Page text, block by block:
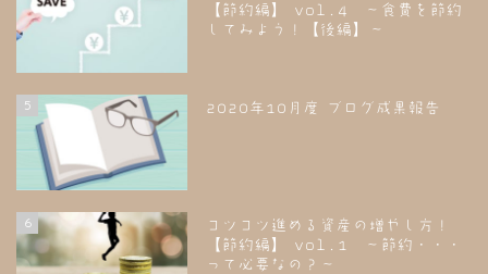
【節約編】 vol.4 ～食費を節約
してみよう！【後編】～
5 2020年10月度 ブログ成果報告
6
コツコツ進める資産の増やし方！
【節約編】 vol.1 ～節約・・・
って必要なの？～